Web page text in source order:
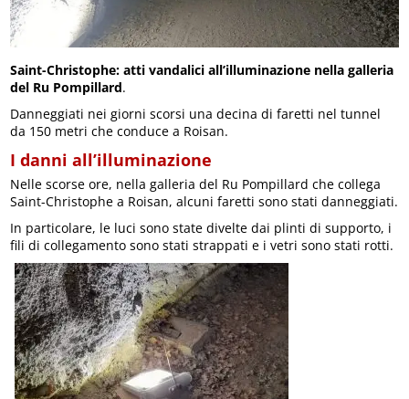
Saint-Christophe: atti vandalici all’illuminazione nella galleria
del Ru Pompillard.
Danneggiati nei giorni scorsi una decina di faretti nel tunnel
da 150 metri che conduce a Roisan.
I danni all’illuminazione
Nelle scorse ore, nella galleria del Ru Pompillard che collega
Saint-Christophe a Roisan, alcuni faretti sono stati danneggiati.
In particolare, le luci sono state divelte dai plinti di supporto, i
fili di collegamento sono stati strappati e i vetri sono stati rotti.